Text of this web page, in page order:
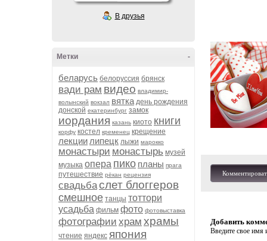
В друзья
-
Метки
беларусь белоруссия брянск
вади рам видео владимир-
волынский вокзал вятка день рождения
донской екатеринбург замок
иордания казань киото книги
корфу костел кременец крещение
лекции липецк лыжи марокко
монастыри монастырь музей
музыка опера пико планы прага
путешествие рёкан рецензия
свадьбаслет блоггеров
смешное танцы тоттори
усадьба фильм фото фотовыставка
фотографии храм храмы
чтение яндекс япония
Добавить
Введите свое имя